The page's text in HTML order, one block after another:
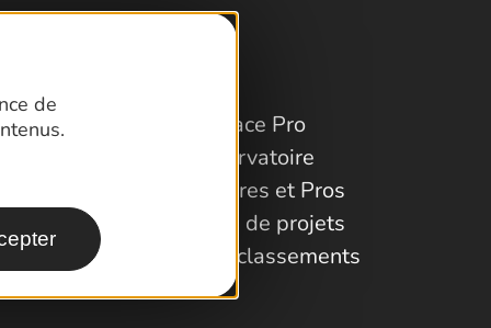
de
Espace Pro
Observatoire
Partenaires et Pros
Porteurs de projets
Labels et classements